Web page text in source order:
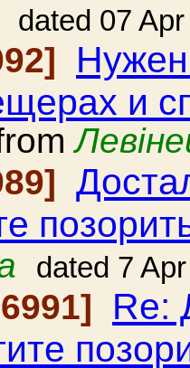
dated 07
и
dated 7
Re: